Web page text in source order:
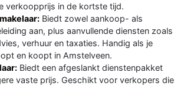
verkoopprijs in de kortste tijd.
Biedt zowel aankoop- als
aan, plus aanvullende diensten zoals
verhuur en taxaties. Handig als je
en koopt in Amstelveen.
Biedt een afgeslankt dienstenpakket
vaste prijs. Geschikt voor verkopers die